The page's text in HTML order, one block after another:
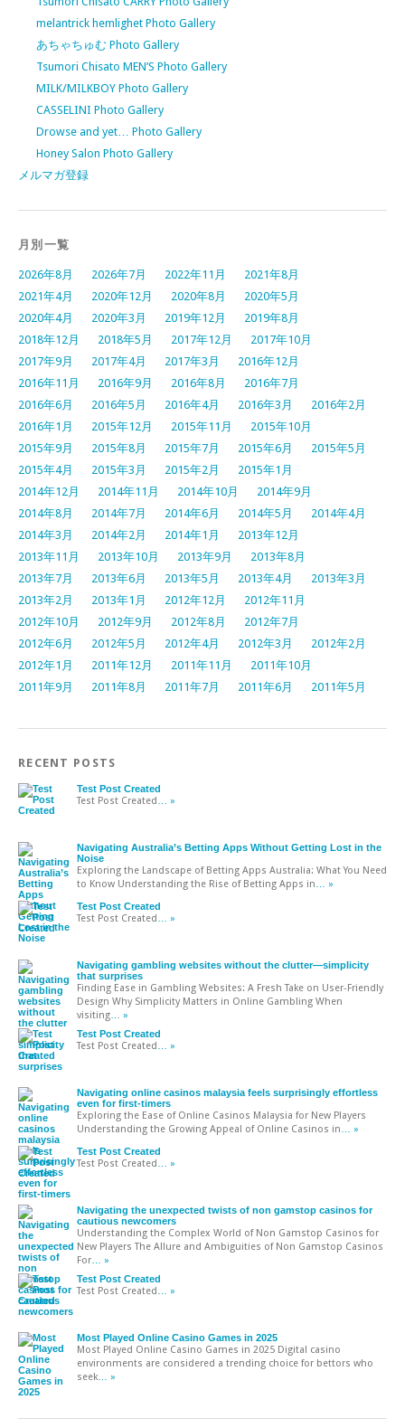
melantrick hemlighet Photo Gallery
あちゃちゅむ Photo Gallery
Tsumori Chisato MEN’S Photo Gallery
MILK/MILKBOY Photo Gallery
CASSELINI Photo Gallery
Drowse and yet… Photo Gallery
Honey Salon Photo Gallery
メルマガ登録
月別一覧
2026年8月 2026年7月 2022年11月
2021年8月
2021年4月
2020年12月 2020年8月
2020年5月
2020年4月
2020年3月 2019年12月
2019年8月
2018年12月
2018年5月 2017年12月
2017年10月
2017年9月
2017年4月 2017年3月
2016年12月
2016年11月
2016年9月 2016年8月
2016年7月
2016年6月
2016年5月 2016年4月 2016年3月
2016年2月
2016年1月
2015年12月 2015年11月
2015年10月
2015年9月
2015年8月 2015年7月 2015年6月
2015年5月
2015年4月
2015年3月 2015年2月
2015年1月
2014年12月
2014年11月 2014年10月
2014年9月
2014年8月
2014年7月 2014年6月 2014年5月
2014年4月
2014年3月
2014年2月 2014年1月
2013年12月
2013年11月
2013年10月 2013年9月
2013年8月
2013年7月
2013年6月 2013年5月 2013年4月
2013年3月
2013年2月
2013年1月 2012年12月
2012年11月
2012年10月
2012年9月 2012年8月
2012年7月
2012年6月
2012年5月 2012年4月 2012年3月
2012年2月
2012年1月
2011年12月 2011年11月
2011年10月
2011年9月
2011年8月 2011年7月 2011年6月 2011年5月
RECENT POSTS
Test Post Created
Test Post Created … »
Navigating Australia’s Betting Apps Without Getting Lost in the
Noise
Exploring the Landscape of Betting Apps Australia: What You Need
to Know Understanding the Rise of Betting Apps in … »
Test Post Created
Test Post Created … »
Navigating gambling websites without the clutter—simplicity
that surprises
Finding Ease in Gambling Websites: A Fresh Take on User-Friendly
Design Why Simplicity Matters in Online Gambling When
visiting … »
Test Post Created
Test Post Created … »
Navigating online casinos malaysia feels surprisingly effortless
even for first-timers
Exploring the Ease of Online Casinos Malaysia for New Players
Understanding the Growing Appeal of Online Casinos in … »
Test Post Created
Test Post Created … »
Navigating the unexpected twists of non gamstop casinos for
cautious newcomers
Understanding the Complex World of Non Gamstop Casinos for
New Players The Allure and Ambiguities of Non Gamstop Casinos
For … »
Test Post Created
Test Post Created … »
Most Played Online Casino Games in 2025
Most Played Online Casino Games in 2025 Digital casino
environments are considered a trending choice for bettors who
seek … »